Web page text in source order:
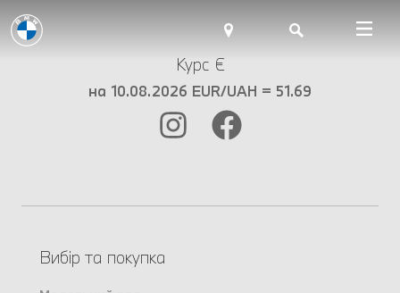
Курс €
на 10.08.2026 EUR/UAH = 51.69
Вибір та покупка